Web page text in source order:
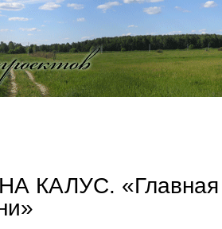
КАЛУС. «Главная